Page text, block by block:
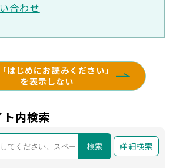
合わせ
はじめにお読みください」
を表示しない
内検索
検索 詳細検索